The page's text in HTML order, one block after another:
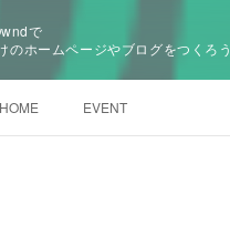
で
のホームページやブログをつくろう
HOME EVENT